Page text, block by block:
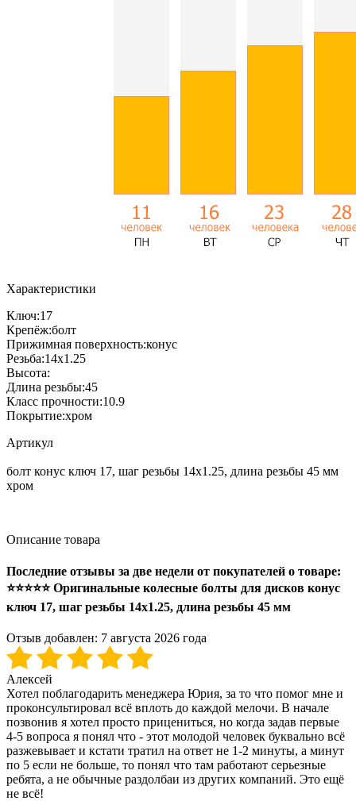
Характеристики
Ключ:17
Крепёж:болт
Прижимная поверхность:конус
Резьба:14x1.25
Высота:
Длина резьбы:45
Класс прочности:10.9
Покрытие:хром
Артикул
болт конус ключ 17, шаг резьбы 14х1.25, длина резьбы 45 мм
хром
Описание товара
Последние отзывы за две недели от покупателей о товаре:
⭐⭐⭐⭐⭐ Оригинальные колесные болты для дисков конус
ключ 17, шаг резьбы 14х1.25, длина резьбы 45 мм
Отзыв добавлен: 7 августа 2026 года
Алексей
Хотел поблагодарить менеджера Юрия, за то что помог мне и
проконсультировал всё вплоть до каждой мелочи. В начале
позвонив я хотел просто прицениться, но когда задав первые
4-5 вопроса я понял что - этот молодой человек буквально всё
разжевывает и кстати тратил на ответ не 1-2 минуты, а минут
по 5 если не больше, то понял что там работают серьезные
ребята, а не обычные раздолбаи из других компаний. Это ещё
не всё!